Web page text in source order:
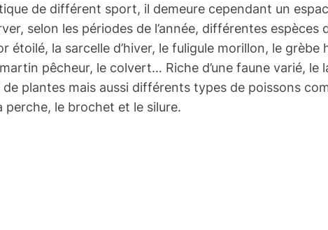
de différent sport, il demeure cependant un
selon les périodes de l’année, différentes espèces
étoilé, la sarcelle d’hiver, le fuligule morillon, le grèbe
pêcheur, le colvert… Riche d’une faune varié, le
plantes mais aussi différents types de poissons
perche, le brochet et le silure.